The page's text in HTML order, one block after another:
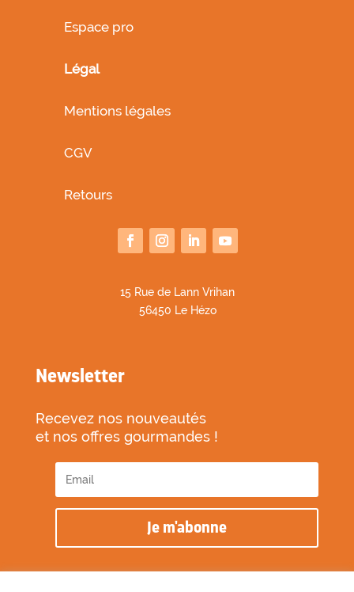
Espace pro
Légal
Mentions légales
CGV
Retours
15 Rue de Lann Vrihan
56450 Le Hézo
Newsletter
Recevez nos nouveautés
et nos offres gourmandes !
Je m'abonne